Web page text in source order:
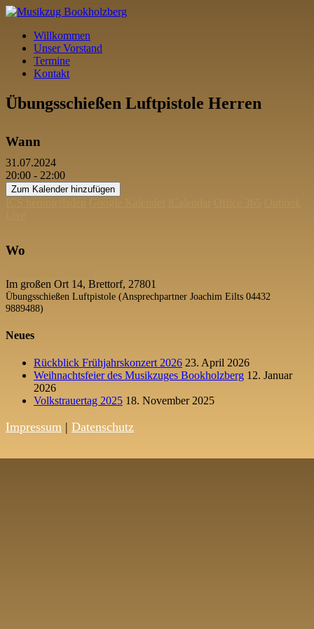
Willkommen
Unser Vorstand
Termine
Kontakt
Übungsschießen Luftpistole Herren
Wann
31.07.2024
20:00 - 22:00
Zum Kalender hinzufügen
Wo
Im großen Ort 14, Brettorf, 27801
Übungsschießen Luftpistole (Ansprechpartner Joachim Eilts 04432
9889488)
Neues
Rückblick Frühjahrskonzert 2026 23. April 2026
Weihnachtsfeier des Musikzuges Bookholzberg 12. Januar
2026
Volkstrauertag 2025 18. November 2025
Impressum | Datenschutz